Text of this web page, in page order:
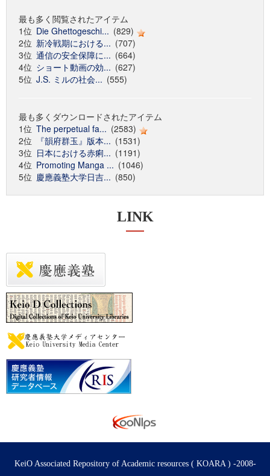
最も多く閲覧されたアイテム
1位 Die Ghettogeschi... (829)
2位 新冷戦期における... (707)
3位 通信の安全保障に... (664)
4位 ショート動画の効... (627)
5位 J.S. ミルの社会... (555)
最も多くダウンロードされたアイテム
1位 The perpetual fa... (2583)
2位
『韻府群玉』版本... (1531)
3位 日本における赤痢... (1191)
4位 Promoting Manga ... (1046)
5位 慶應義塾大学日吉... (850)
LINK
KeiO Associated Repository of Academic resources ( KOARA ) -2008-